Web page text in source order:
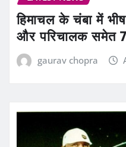
हिमाचल के चंबा में
और परिचालक समेत 7
gaurav chopra